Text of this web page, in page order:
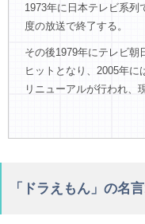
1973年に日本テレビ系列
度の放送で終了する。
その後1979年にテレビ朝
ヒットとなり、2005年
リニューアルが行われ、
「ドラえもん」の名